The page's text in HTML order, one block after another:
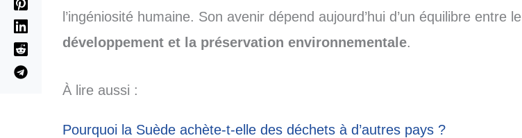
l’ingéniosité humaine. Son avenir dépend aujourd’hui d’un équilibre entre le
développement et la préservation environnementale.
À lire aussi :
Pourquoi la Suède achète-t-elle des déchets à d’autres pays ?